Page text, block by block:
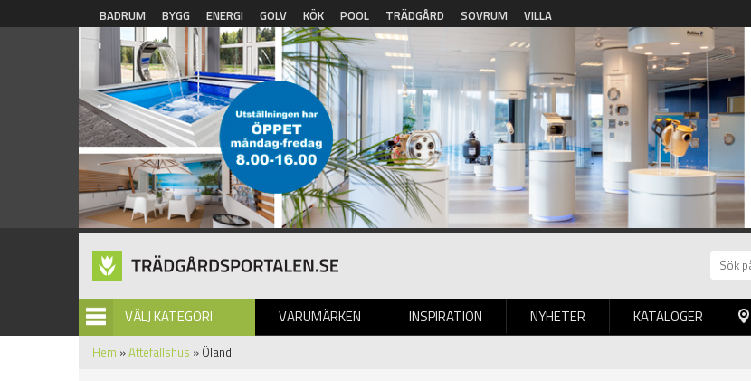
Hoppa till huvudinnehåll
BADRUM BYGG ENERGI GOLV KÖK POOL TRÄDGÅRD SOVRUM VILLA
VÄLJ KATEGORI VARUMÄRKEN INSPIRATION NYHETER
BILDGALLERI KATALOGER
Hem »Attefallshus » Öland